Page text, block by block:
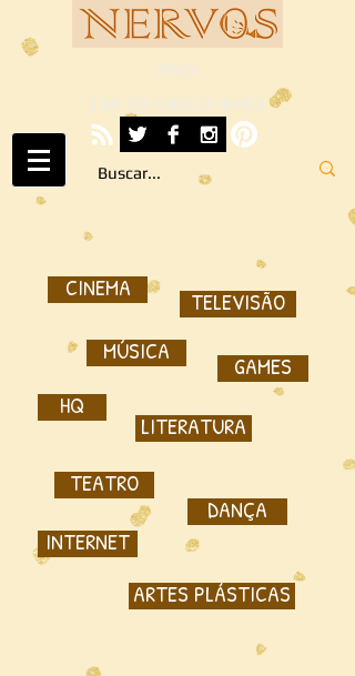
NERVOS
A ARTE SOB TODOS OS SENTIDOS
CINEMA
TELEVISÃO
MÚSICA
GAMES
HQ
LITERATURA
TEATRO
INTERNET
DANÇA
ARTES PLÁSTICAS